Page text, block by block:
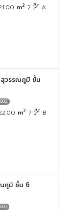
m2 2 A
สุวรรณภูมิ ชั้น
m2 7 B
ณภูมิ ชั้น 6